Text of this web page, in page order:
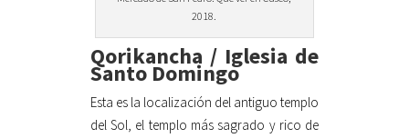
2018.
Qorikancha / Iglesia de
Santo Domingo
Esta es la localización del antiguo templo
del Sol, el templo más sagrado y rico de